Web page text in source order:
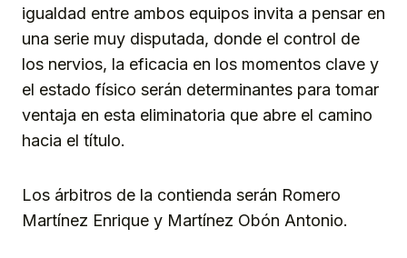
igualdad entre ambos equipos invita a pensar en
una serie muy disputada, donde el control de
los nervios, la eficacia en los momentos clave y
el estado físico serán determinantes para tomar
ventaja en esta eliminatoria que abre el camino
hacia el título.
Los árbitros de la contienda serán Romero
Martínez Enrique y Martínez Obón Antonio.